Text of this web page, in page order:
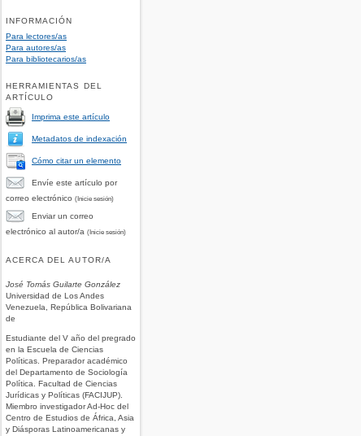
INFORMACIÓN
Para lectores/as
Para autores/as
Para bibliotecarios/as
HERRAMIENTAS DEL
ARTÍCULO
Imprima este artículo
Metadatos de indexación
Cómo citar un elemento
Envíe este artículo por
correo electrónico (Inicie sesión)
Enviar un correo
electrónico al autor/a (Inicie sesión)
ACERCA DEL AUTOR/A
José Tomás Guilarte González
Universidad de Los Andes
Venezuela, República Bolivariana
de
Estudiante del V año del pregrado
en la Escuela de Ciencias
Políticas. Preparador académico
del Departamento de Sociología
Política. Facultad de Ciencias
Jurídicas y Políticas (FACIJUP).
Miembro investigador Ad-Hoc del
Centro de Estudios de África, Asia
y Diásporas Latinoamericanas y